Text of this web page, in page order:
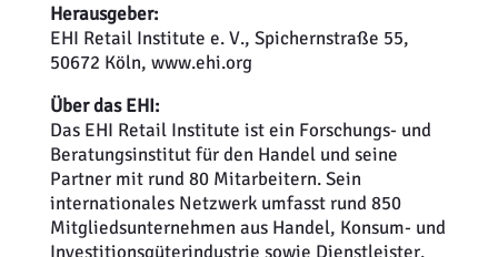
Herausgeber:
EHI Retail Institute e. V., Spichernstraße 55,
50672 Köln, www.ehi.org
Über das EHI:
Das EHI Retail Institute ist ein Forschungs- und
Beratungsinstitut für den Handel und seine
Partner mit rund 80 Mitarbeitern. Sein
internationales Netzwerk umfasst rund 850
Mitgliedsunternehmen aus Handel, Konsum- und
Investitionsgüterindustrie sowie Dienstleister.